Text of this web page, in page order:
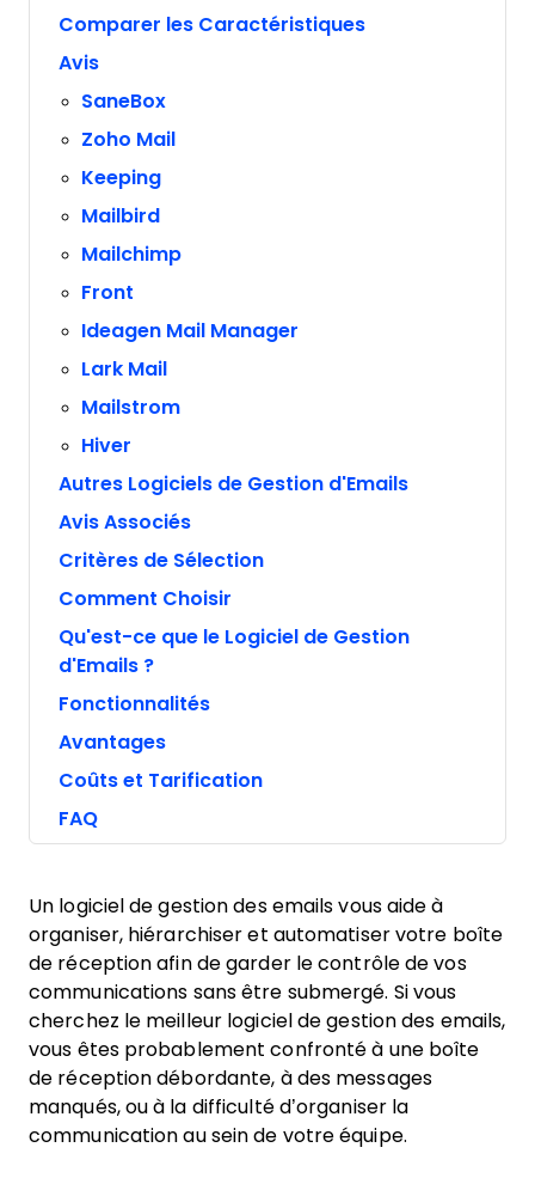
Comparer les Caractéristiques
Avis
SaneBox
Zoho Mail
Keeping
Mailbird
Mailchimp
Front
Ideagen Mail Manager
Lark Mail
Mailstrom
Hiver
Autres Logiciels de Gestion d'Emails
Avis Associés
Critères de Sélection
Comment Choisir
Qu'est-ce que le Logiciel de Gestion
d'Emails ?
Fonctionnalités
Avantages
Coûts et Tarification
FAQ
Un logiciel de gestion des emails vous aide à
organiser, hiérarchiser et automatiser votre boîte
de réception afin de garder le contrôle de vos
communications sans être submergé. Si vous
cherchez le meilleur logiciel de gestion des emails,
vous êtes probablement confronté à une boîte
de réception débordante, à des messages
manqués, ou à la difficulté d’organiser la
communication au sein de votre équipe.